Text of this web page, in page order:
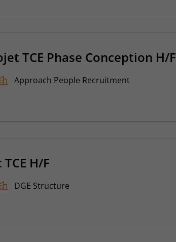
TCE Phase Conception H/F
Approach People Recruitment
H/F
DGE Structure